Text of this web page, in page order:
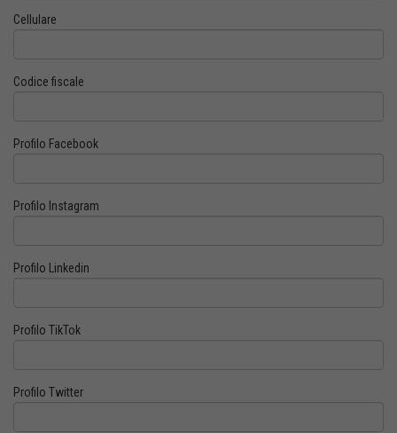
Cellulare
Codice fiscale
Profilo Facebook
Profilo Instagram
Profilo Linkedin
Profilo TikTok
Profilo Twitter